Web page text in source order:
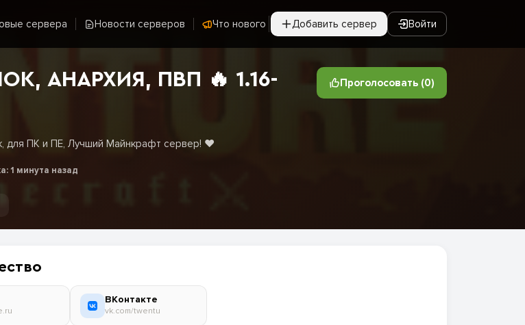
сервера Новости серверов Что нового Добавить сервер Войти
АНАРХИЯ, ПВП 🔥 1.16-
для ПК и ПЕ, Лучший Майнкрафт сервер! ❤️
1 минута назад
Проголосовать (0)
ВКонтакте
vk.com/twentu